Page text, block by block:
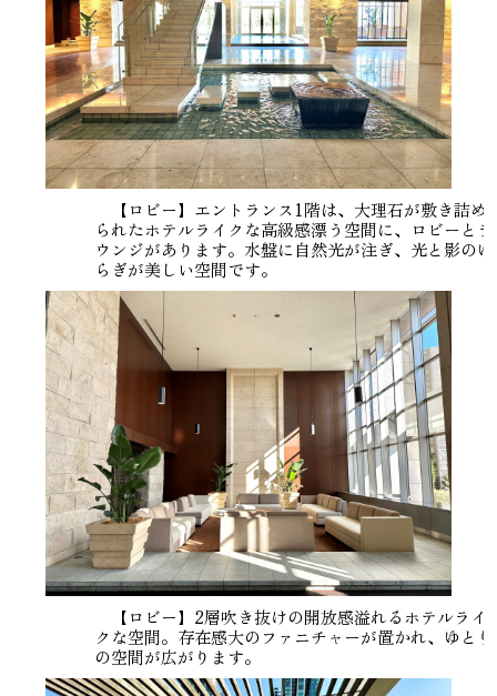
【ロビー】エントランス1階は、大理石が敷き詰め
られたホテルライクな高級感漂う空間に、ロビーとラ
ウンジがあります。水盤に自然光が注ぎ、光と影のゆ
らぎが美しい空間です。
【ロビー】2層吹き抜けの開放感溢れるホテルライ
クな空間。存在感大のファニチャーが置かれ、ゆとり
の空間が広がります。